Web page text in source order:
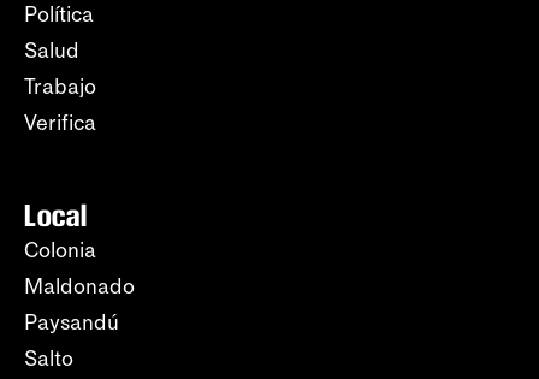
Política
Salud
Trabajo
Verifica
Local
Colonia
Maldonado
Paysandú
Salto